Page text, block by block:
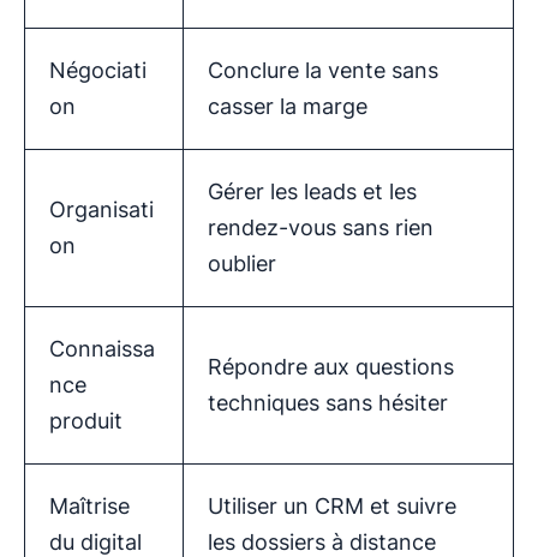
Négociati
on
Conclure la vente sans
casser la marge
Organisati
on
Gérer les leads et les
rendez-vous sans rien
oublier
Connaissa
nce
produit
Répondre aux questions
techniques sans hésiter
Maîtrise
du digital
Utiliser un CRM et suivre
les dossiers à distance